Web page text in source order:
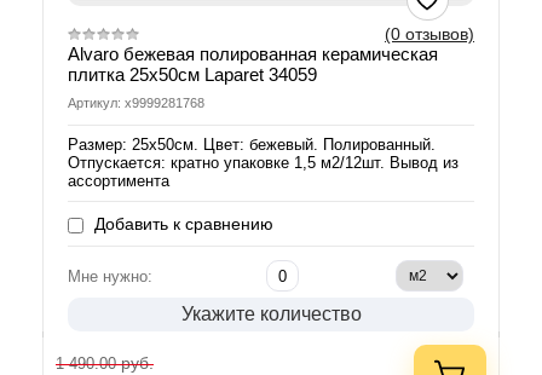
(0 отзывов)
Alvaro бежевая полированная керамическая
плитка 25х50см Laparet 34059
Артикул: х9999281768
Размер: 25х50см. Цвет: бежевый. Полированный.
Отпускается: кратно упаковке 1,5 м2/12шт. Вывод из
ассортимента
Добавить к сравнению
Мне нужно:
Укажите количество
1 490.00руб.